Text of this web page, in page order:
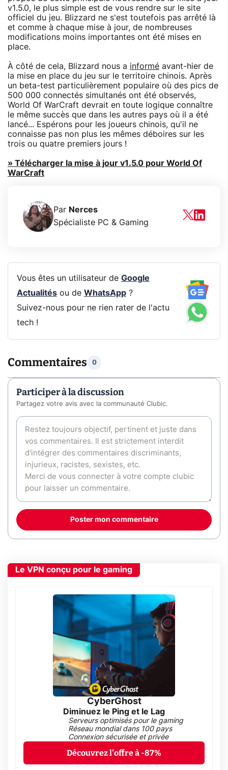
v1.5.0, le plus simple est de vous rendre sur le site
officiel du jeu. Blizzard ne s'est toutefois pas arrêté là
et comme à chaque mise à jour, de nombreuses
modifications moins importantes ont été mises en
place.
À côté de cela, Blizzard nous a informé avant-hier de
la mise en place du jeu sur le territoire chinois. Après
un beta-test particulièrement populaire où des pics de
500 000 connectés simultanés ont été observés,
World Of WarCraft devrait en toute logique connaître
le même succès que dans les autres pays où il a été
lancé... Espérons pour les joueurs chinois, qu'il ne
connaisse pas non plus les mêmes déboires sur les
trois ou quatre premiers jours !
» Télécharger la mise à jour v1.5.0 pour World Of
WarCraft
Par Nerces
Spécialiste PC & Gaming
Vous êtes un utilisateur de Google
Actualitésou de WhatsApp?
Suivez-nous pour ne rien rater de l'actu
tech !
Commentaires 0
Participer à la discussion
Partagez votre avis avec la communauté Clubic.
Poster mon commentaire
Le VPN conçu pour le gaming
CyberGhost
Diminuez le Ping et le Lag
Serveurs optimisés pour le gaming
Réseau mondial dans 100 pays
Connexion sécurisée et privée
Découvrez l'offre à -87%